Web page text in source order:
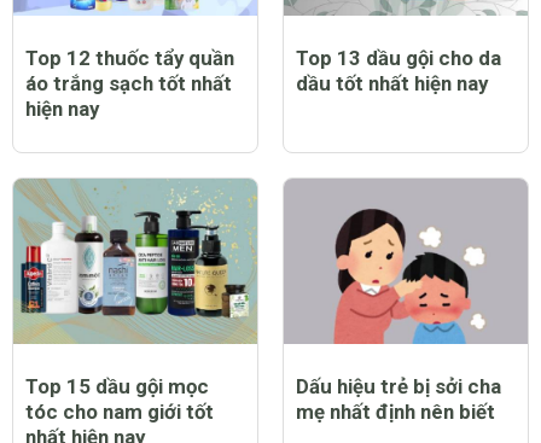
Top 12 thuốc tẩy quần
áo trắng sạch tốt nhất
hiện nay
Top 13 dầu gội cho da
dầu tốt nhất hiện nay
Top 15 dầu gội mọc
tóc cho nam giới tốt
nhất hiện nay
Dấu hiệu trẻ bị sởi cha
mẹ nhất định nên biết